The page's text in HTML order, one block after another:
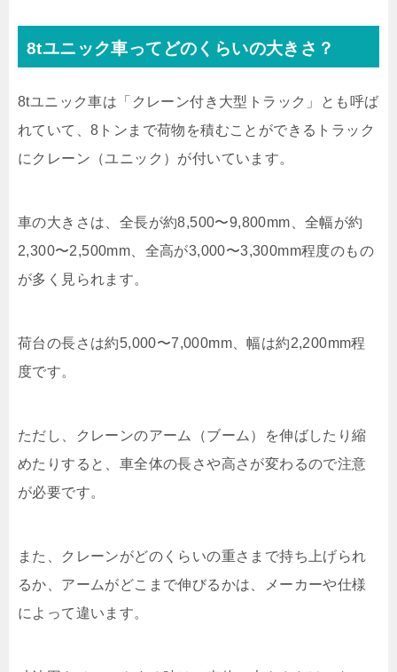
8tユニック車ってどのくらいの大きさ？
8tユニック車は「クレーン付き大型トラック」とも呼ば
れていて、8トンまで荷物を積むことができるトラック
にクレーン（ユニック）が付いています。
車の大きさは、全長が約8,500〜9,800mm、全幅が約
2,300〜2,500mm、全高が3,000〜3,300mm程度のもの
が多く見られます。
荷台の長さは約5,000〜7,000mm、幅は約2,200mm程
度です。
ただし、クレーンのアーム（ブーム）を伸ばしたり縮
めたりすると、車全体の長さや高さが変わるので注意
が必要です。
また、クレーンがどのくらいの重さまで持ち上げられ
るか、アームがどこまで伸びるかは、メーカーや仕様
によって違います。